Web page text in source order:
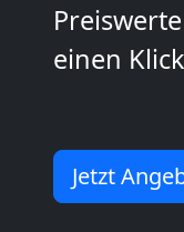
einen
Jetzt
Umzüge